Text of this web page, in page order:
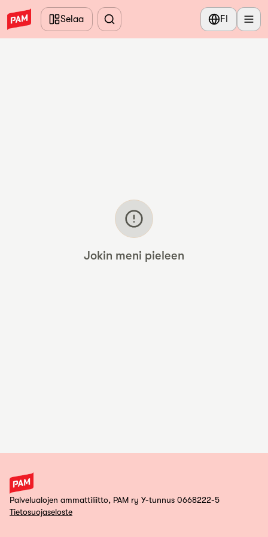
Siirry pääsisältöön
Selaa
FI
Jokin meni pieleen
Palvelualojen ammattiliitto, PAM ry Y-tunnus 0668222-5
Tietosuojaseloste